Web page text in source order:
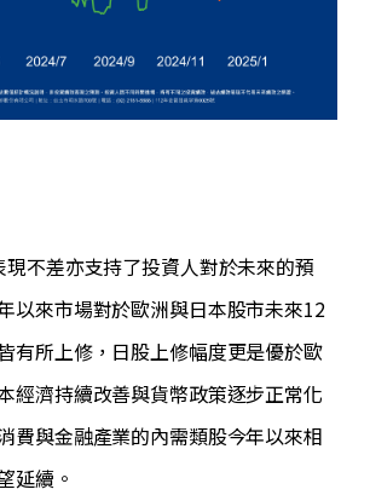
不差亦支持了投資人對於未來的預
以來市場對於歐洲與日本股市未來12
有所上修，日股上修幅度更是優於歐
經濟持續改善與貨幣政策逐步正常化
費與金融產業的內需類股今年以來相
延續。